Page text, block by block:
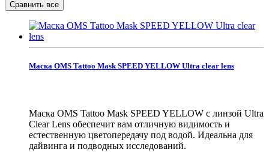
Маска OMS Tattoo Mask SPEED YELLOW Ultra clear lens
Маска OMS Tattoo Mask SPEED YELLOW с линзой Ultra
Clear Lens обеспечит вам отличную видимость и
естественную цветопередачу под водой. Идеальна для
дайвинга и подводных исследований.